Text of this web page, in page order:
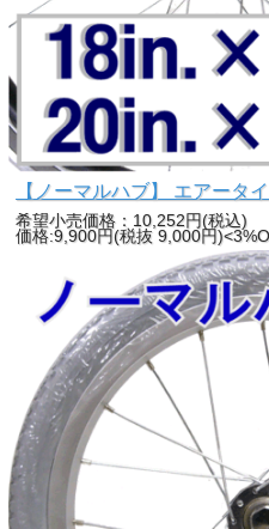
【ノーマルハブ】 エアータ
希望小売価格：10,252円(税込)
価格:9,900円(税抜 9,000円